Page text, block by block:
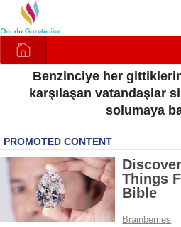
Benzinciye her
karşılaşan vatandaşlar
solumaya